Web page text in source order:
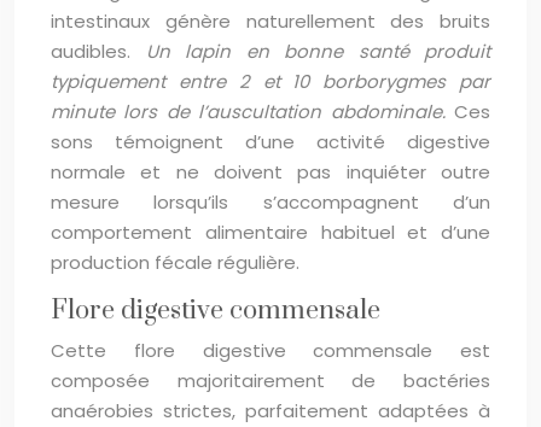
intestinaux génère naturellement des bruits
audibles.
Un lapin en bonne santé produit
typiquement entre 2 et 10 borborygmes par
minute lors de l’auscultation abdominale.Ces
sons témoignent d’une activité digestive
normale et ne doivent pas inquiéter outre
mesure lorsqu’ils s’accompagnent d’un
comportement alimentaire habituel et d’une
production fécale régulière.
Flore digestive commensale
Cette flore digestive commensale est
composée majoritairement de bactéries
anaérobies strictes, parfaitement adaptées à